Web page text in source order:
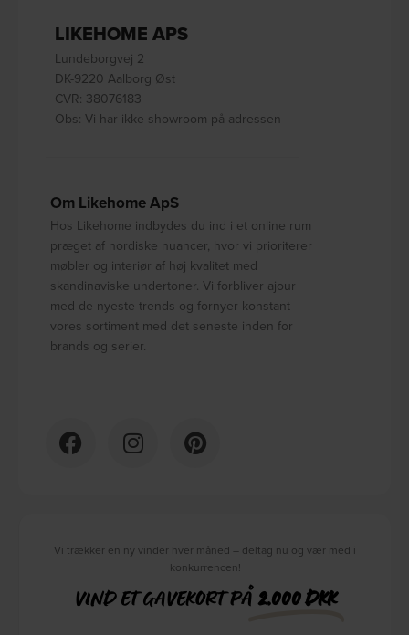
LIKEHOME APS
Lundeborgvej 2
DK-9220 Aalborg Øst
CVR: 38076183
Obs: Vi har ikke showroom på adressen
Om Likehome ApS
Hos Likehome indbydes du ind i et online rum
præget af nordiske nuancer, hvor vi prioriterer
møbler og interiør af høj kvalitet med
skandinaviske undertoner. Vi forbliver ajour
med de nyeste trends og fornyer konstant
vores sortiment med det seneste inden for
brands og serier.
Vi trækker en ny vinder hver måned – deltag nu og vær med i
konkurrencen!
VIND ET GAVEKORT PÅ2.000 DKK